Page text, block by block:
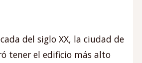
del siglo XX, la ciudad de
tener el edificio más alto